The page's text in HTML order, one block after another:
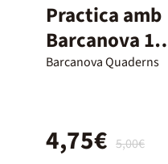
Practica amb
Barcanova
Matemàtiques
Barcanova Quaderns
5,00€
4,75€